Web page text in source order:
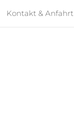
Kontakt & Anfahrt